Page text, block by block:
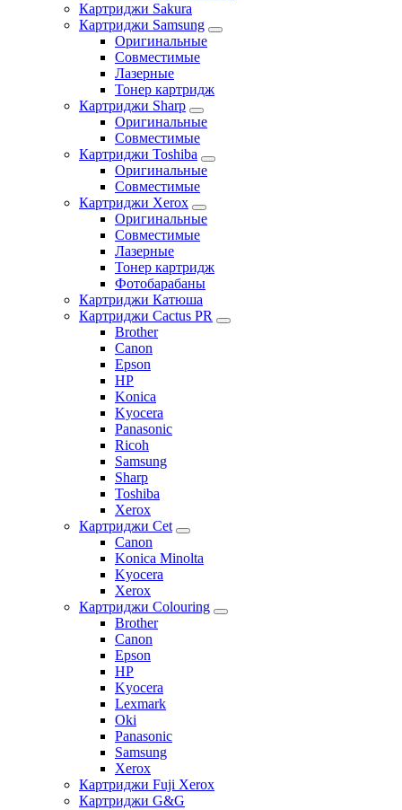
Картриджи Sakura
Картриджи Samsung
Оригинальные
Совместимые
Лазерные
Тонер картридж
Картриджи Sharp
Оригинальные
Совместимые
Картриджи Toshiba
Оригинальные
Совместимые
Картриджи Xerox
Оригинальные
Совместимые
Лазерные
Тонер картридж
Фотобарабаны
Картриджи Катюша
Картриджи Cactus PR
Brother
Canon
Epson
HP
Konica
Kyocera
Panasonic
Ricoh
Samsung
Sharp
Toshiba
Xerox
Картриджи Cet
Canon
Konica Minolta
Kyocera
Xerox
Картриджи Colouring
Brother
Canon
Epson
HP
Kyocera
Lexmark
Oki
Panasonic
Samsung
Xerox
Картриджи Fuji Xerox
Картриджи G&G